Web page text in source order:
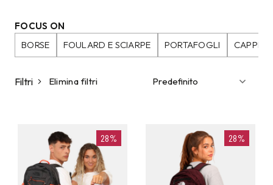
FOCUS ON
BORSE
FOULARD E SCIARPE PORTAFOGLI
Filtri Elimina filtri
28% 28%